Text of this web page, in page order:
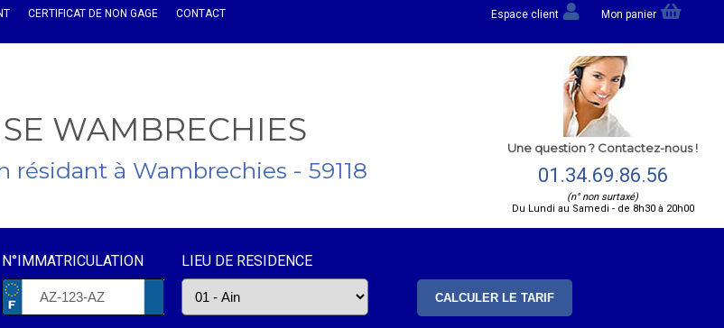
CERTIFICAT DE NON GAGE CONTACT Espace client Mon panier
WAMBRECHIES
résidant à Wambrechies - 59118
Une question ? Contactez-nous !
01.34.69.86.56
(n° non surtaxé)
Du Lundi au Samedi - de 8h30 à 20h00
N°IMMATRICULATION LIEU DE RESIDENCE